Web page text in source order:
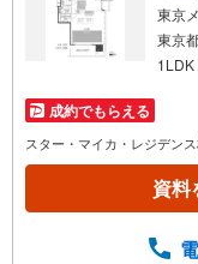
東京
東京
1LDK
成約でもらえる
スター・マイカ・レジデン
資料